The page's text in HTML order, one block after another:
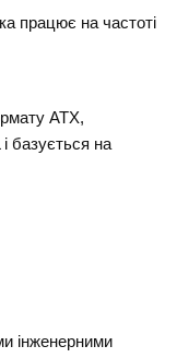
працює на частоті
ATX,
базується на
інженерними